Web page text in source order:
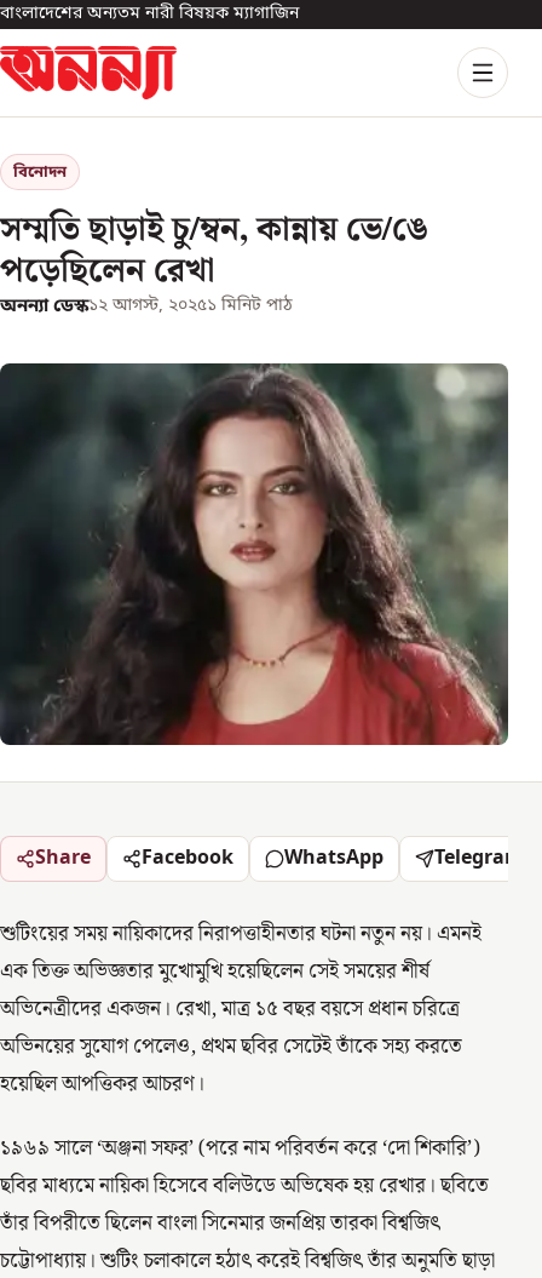
বাংলাদেশের অন্যতম নারী বিষয়ক ম্যাগাজিন
বিনোদন
সম্মতি ছাড়াই চু/ম্বন, কান্নায় ভে/ঙে
পড়েছিলেন রেখা
অনন্যা ডেস্ক১২ আগস্ট, ২০২৫১ মিনিট পাঠ
Share Facebook WhatsApp Telegram
শুটিংয়ের সময় নায়িকাদের নিরাপত্তাহীনতার ঘটনা নতুন নয়। এমনই
এক তিক্ত অভিজ্ঞতার মুখোমুখি হয়েছিলেন সেই সময়ের শীর্ষ
অভিনেত্রীদের একজন। রেখা, মাত্র ১৫ বছর বয়সে প্রধান চরিত্রে
অভিনয়ের সুযোগ পেলেও, প্রথম ছবির সেটেই তাঁকে সহ্য করতে
হয়েছিল আপত্তিকর আচরণ।
১৯৬৯ সালে ‘অঞ্জনা সফর’ (পরে নাম পরিবর্তন করে ‘দো শিকারি’)
ছবির মাধ্যমে নায়িকা হিসেবে বলিউডে অভিষেক হয় রেখার। ছবিতে
তাঁর বিপরীতে ছিলেন বাংলা সিনেমার জনপ্রিয় তারকা বিশ্বজিৎ
চট্টোপাধ্যায়। শুটিং চলাকালে হঠাৎ করেই বিশ্বজিৎ তাঁর অনুমতি ছাড়া